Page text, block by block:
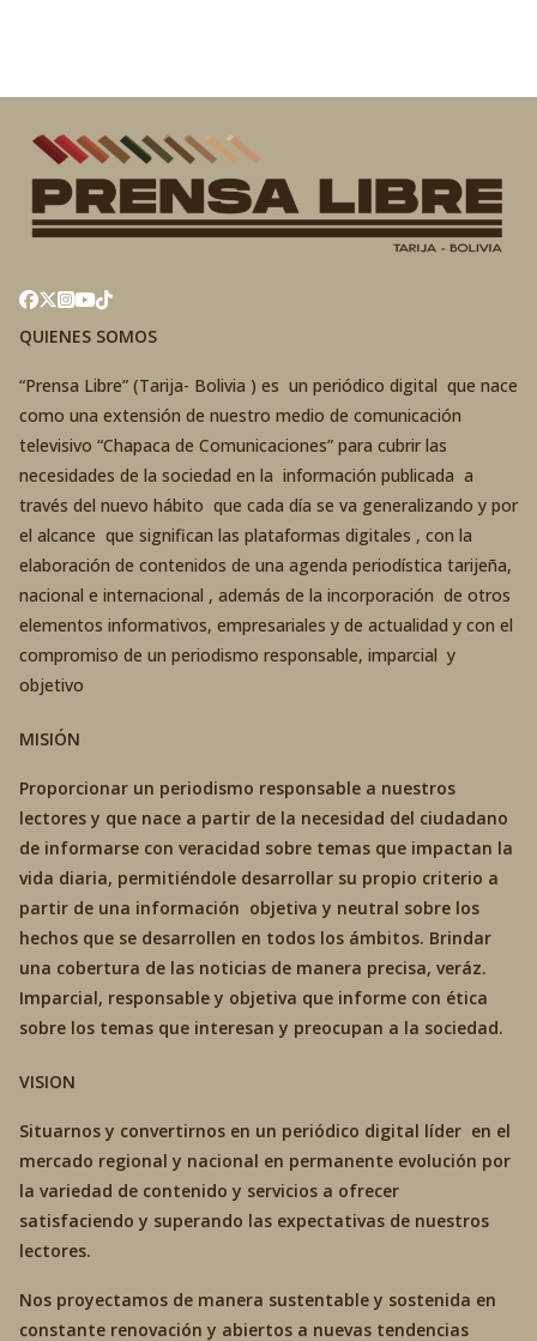
QUIENES SOMOS
“Prensa Libre” (Tarija- Bolivia ) es un periódico digital que nace
como una extensión de nuestro medio de comunicación
televisivo “Chapaca de Comunicaciones” para cubrir las
necesidades de la sociedad en la información publicada a
través del nuevo hábito que cada día se va generalizando y por
el alcance que significan las plataformas digitales , con la
elaboración de contenidos de una agenda periodística tarijeña,
nacional e internacional , además de la incorporación de otros
elementos informativos, empresariales y de actualidad y con el
compromiso de un periodismo responsable, imparcial y
objetivo
MISIÓN
Proporcionar un periodismo responsable a nuestros
lectores y que nace a partir de la necesidad del ciudadano
de informarse con veracidad sobre temas que impactan la
vida diaria, permitiéndole desarrollar su propio criterio a
partir de una información objetiva y neutral sobre los
hechos que se desarrollen en todos los ámbitos. Brindar
una cobertura de las noticias de manera precisa, veráz.
Imparcial, responsable y objetiva que informe con ética
sobre los temas que interesan y preocupan a la sociedad.
VISION
Situarnos y convertirnos en un periódico digital líder en el
mercado regional y nacional en permanente evolución por
la variedad de contenido y servicios a ofrecer
satisfaciendo y superando las expectativas de nuestros
lectores.
Nos proyectamos de manera sustentable y sostenida en
constante renovación y abiertos a nuevas tendencias